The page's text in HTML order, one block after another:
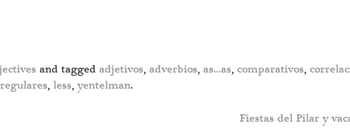
and tagged adjetivos, adverbios, as...as, comparativos,
, less, yentelman.
Fiestas del Pilar y